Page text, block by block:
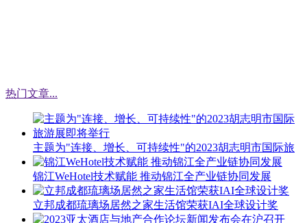
热门文章...
主题为"连接、增长、可持续性"的2023胡志明市国际旅
锦江WeHotel技术赋能 推动锦江全产业链协同发展
立邦成都琉璃场居然之家生活馆荣获IAI全球设计奖